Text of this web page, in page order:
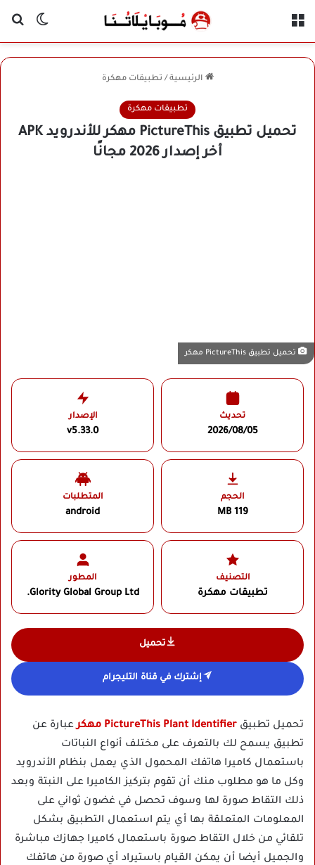
الوضع
الرئيسية / تطبيقات مهكرة
تطبيقات مهكرة
تحميل تطبيق PictureThis مهكر للأندرويد APK
أخر إصدار 2026 مجانًا
تحميل تطبيق PictureThis مهكر
تحديث
2026/08/05
الإصدار
v5.33.0
الحجم
119 MB
المتطلبات
android
التصنيف
تطبيقات مهكرة
المطور
Glority Global Group Ltd.‏
تحميل
إشترك في قناة التليجرام
تحميل تطبيق PictureThis Plant Identifier مهكر
عبارة عن
تطبيق يسمح لك بالتعرف على مختلف أنواع النباتات
باستعمال كاميرا هاتفك المحمول الذي يعمل بنظام الأندرويد
وكل ما هو مطلوب منك أن تقوم بتركيز الكاميرا على النبتة وبعد
ذلك التقاط صورة لها وسوف تحصل في غضون ثواني على
المعلومات المتعلقة بها أي يتم استعمال التطبيق بشكل
تلقائي من خلال التقاط صورة باستعمال كاميرا جهازك مباشرة
والجميل أيضا أن يمكن القيام باستيراد أي صورة من هاتفك